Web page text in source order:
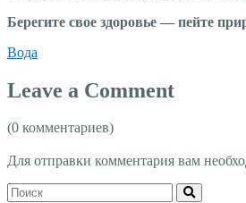
Берегите свое здоровье — пейте
Вода
Leave a Comment
(0 комментариев)
Для отправки комментария вам
Поиск